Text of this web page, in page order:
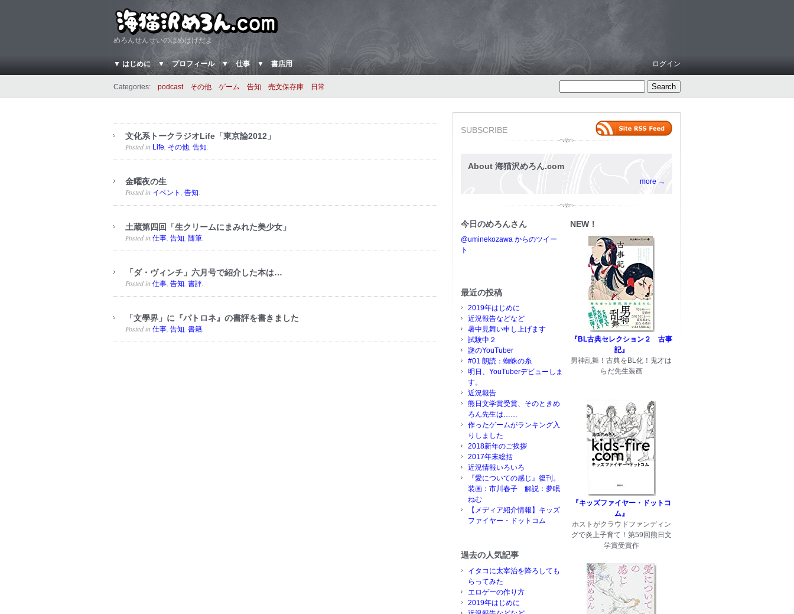
めろんせんせいのほめぱげだよ
▼ はじめに ▼ プロフィール ▼ 仕事 ▼ 書店用 ログイン
Categories: podcast その他 ゲーム 告知 売文保存庫 日常
文化系トークラジオLife「東京論2012」
Posted in Life その他 告知
金曜夜の生
Posted in イベント 告知
土蔵第四回「生クリームにまみれた美少女」
Posted in 仕事 告知 随筆
「ダ・ヴィンチ」六月号で紹介した本は…
Posted in 仕事 告知 書評
「文學界」に『パトロネ』の書評を書きました
Posted in 仕事 告知 書籍
SUBSCRIBE
About 海猫沢めろん.com
more →
今日のめろんさん
@uminekozawa からのツイー
ト
最近の投稿
2019年はじめに
近況報告などなど
暑中見舞い申し上げます
試験中２
謎のYouTuber
#01 朗読：蜘蛛の糸
明日、YouTuberデビューしま
す。
近況報告
熊日文学賞受賞、そのときめ
ろん先生は……
作ったゲームがランキング入
りしました
2018新年のご挨拶
2017年末総括
近況情報いろいろ
『愛についての感じ』復刊。
装画：市川春子 解説：夢眠
ねむ
【メディア紹介情報】キッズ
ファイヤー・ドットコム
過去の人気記事
イタコに太宰治を降ろしても
らってみた
エロゲーの作り方
2019年はじめに
NEW！
『BL古典セレクション２ 古事
記』
男神乱舞！古典をBL化！鬼才は
らだ先生装画
『キッズファイヤー・ドットコ
ム』
ホストがクラウドファンディン
グで炎上子育て！第59回熊日文
学賞受賞作